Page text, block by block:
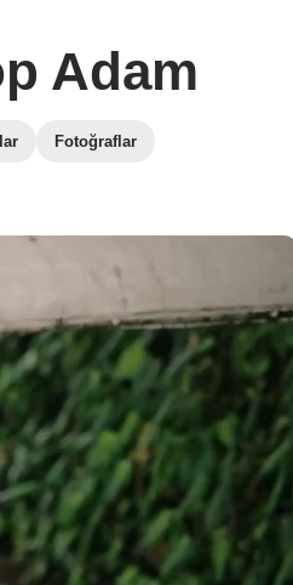
Adam
Fotoğraflar